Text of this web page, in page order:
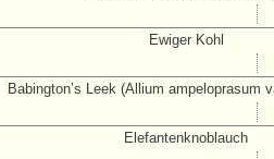
Ewiger Kohl
Babington’s Leek (Allium ampeloprasum
Elefantenknoblauch